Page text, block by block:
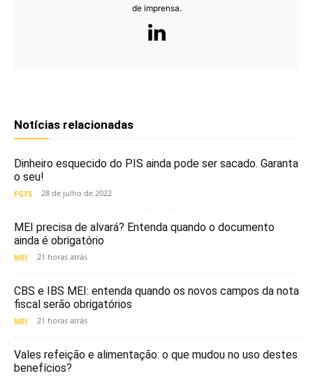
de imprensa.
Notícias relacionadas
Dinheiro esquecido do PIS ainda pode ser sacado. Garanta
o seu!
FGTS 28 de julho de 2022
MEI precisa de alvará? Entenda quando o documento
ainda é obrigatório
MEI 21 horas atrás
CBS e IBS MEI: entenda quando os novos campos da nota
fiscal serão obrigatórios
MEI 21 horas atrás
Vales refeição e alimentação: o que mudou no uso destes
benefícios?